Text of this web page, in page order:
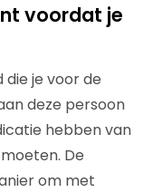
voordat je
je voor de
deze persoon
hebben van
De
om met